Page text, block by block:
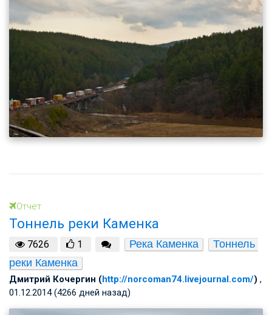
Отчет
Тоннель реки Каменка
7626 1 Река Каменка
Тоннель
реки Каменка
Дмитрий Кочергин (http://norcoman74.livejournal.com/) ,
01.12.2014 (4266 дней назад)